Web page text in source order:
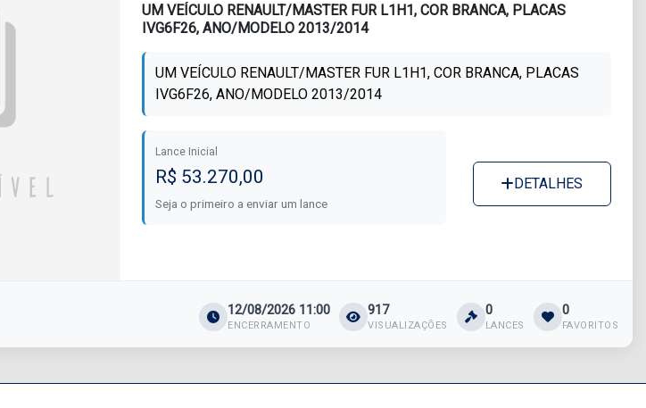
UM VEÍCULO RENAULT/MASTER FUR L1H1, COR BRANCA, PLACAS
IVG6F26, ANO/MODELO 2013/2014
UM VEÍCULO RENAULT/MASTER FUR L1H1, COR BRANCA, PLACAS
IVG6F26, ANO/MODELO 2013/2014
Lance Inicial
R$ 53.270,00
Seja o primeiro a enviar um lance
DETALHES
12/08/2026 11:00
ENCERRAMENTO
917
VISUALIZAÇÕES
0
LANCES
0
FAVORITOS